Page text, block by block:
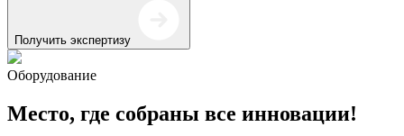
Получить экспертизу
Оборудование
Место, где собраны все инновации!